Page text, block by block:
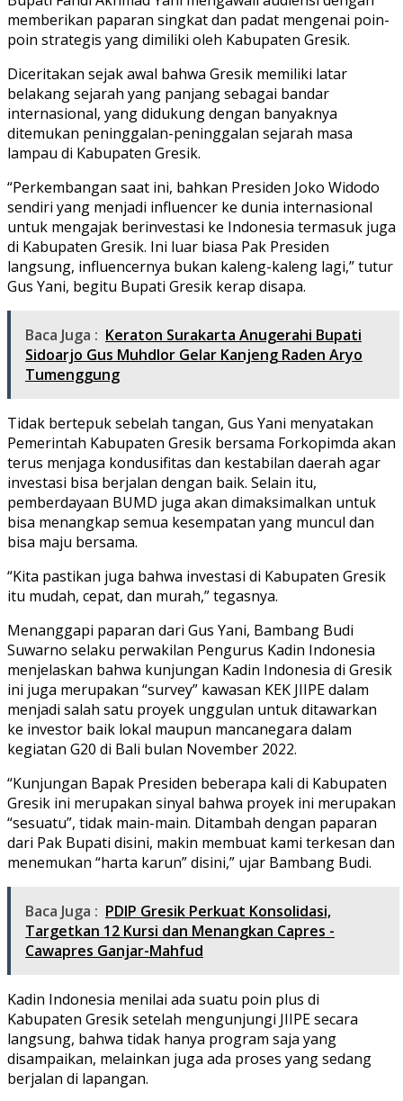
memberikan paparan singkat dan padat mengenai poin-
poin strategis yang dimiliki oleh Kabupaten Gresik.
Diceritakan sejak awal bahwa Gresik memiliki latar
belakang sejarah yang panjang sebagai bandar
internasional, yang didukung dengan banyaknya
ditemukan peninggalan-peninggalan sejarah masa
lampau di Kabupaten Gresik.
“Perkembangan saat ini, bahkan Presiden Joko Widodo
sendiri yang menjadi influencer ke dunia internasional
untuk mengajak berinvestasi ke Indonesia termasuk juga
di Kabupaten Gresik. Ini luar biasa Pak Presiden
langsung, influencernya bukan kaleng-kaleng lagi,” tutur
Gus Yani, begitu Bupati Gresik kerap disapa.
Baca Juga : Keraton Surakarta Anugerahi Bupati
Sidoarjo Gus Muhdlor Gelar Kanjeng Raden Aryo
Tumenggung
Tidak bertepuk sebelah tangan, Gus Yani menyatakan
Pemerintah Kabupaten Gresik bersama Forkopimda akan
terus menjaga kondusifitas dan kestabilan daerah agar
investasi bisa berjalan dengan baik. Selain itu,
pemberdayaan BUMD juga akan dimaksimalkan untuk
bisa menangkap semua kesempatan yang muncul dan
bisa maju bersama.
“Kita pastikan juga bahwa investasi di Kabupaten Gresik
itu mudah, cepat, dan murah,” tegasnya.
Menanggapi paparan dari Gus Yani, Bambang Budi
Suwarno selaku perwakilan Pengurus Kadin Indonesia
menjelaskan bahwa kunjungan Kadin Indonesia di Gresik
ini juga merupakan “survey” kawasan KEK JIIPE dalam
menjadi salah satu proyek unggulan untuk ditawarkan
ke investor baik lokal maupun mancanegara dalam
kegiatan G20 di Bali bulan November 2022.
“Kunjungan Bapak Presiden beberapa kali di Kabupaten
Gresik ini merupakan sinyal bahwa proyek ini merupakan
“sesuatu”, tidak main-main. Ditambah dengan paparan
dari Pak Bupati disini, makin membuat kami terkesan dan
menemukan “harta karun” disini,” ujar Bambang Budi.
Baca Juga : PDIP Gresik Perkuat Konsolidasi,
Targetkan 12 Kursi dan Menangkan Capres -
Cawapres Ganjar-Mahfud
Kadin Indonesia menilai ada suatu poin plus di
Kabupaten Gresik setelah mengunjungi JIIPE secara
langsung, bahwa tidak hanya program saja yang
disampaikan, melainkan juga ada proses yang sedang
berjalan di lapangan.